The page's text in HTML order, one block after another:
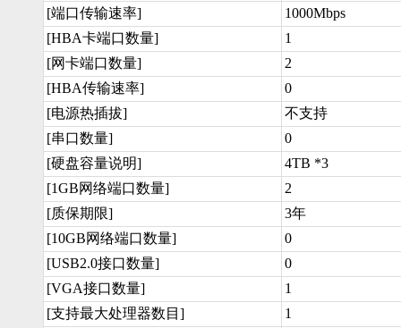
[端口传输速率]
1000Mbps
[HBA卡端口数量]
1
[网卡端口数量]
2
[HBA传输速率]
0
[电源热插拔]
不支持
[串口数量]
0
[硬盘容量说明]
4TB *3
[1GB网络端口数量]
2
[质保期限]
3年
[10GB网络端口数量]
0
[USB2.0接口数量]
0
[VGA接口数量]
1
[支持最大处理器数目]
1